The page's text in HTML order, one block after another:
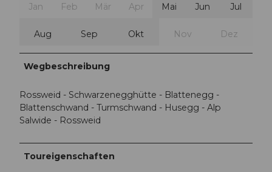
Jan Feb Mär Apr Mai Jun Jul
Aug Sep Okt Nov Dez
Wegbeschreibung
Rossweid - Schwarzenegghütte - Blattenegg -
Blattenschwand - Turmschwand - Husegg - Alp
Salwide - Rossweid
Toureigenschaften